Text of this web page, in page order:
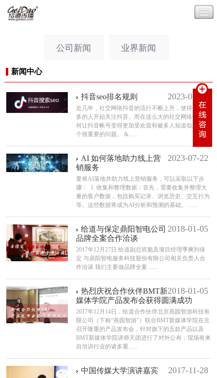
公司新闻 业界新闻
新闻中心
2023-07-30
抖音seo排名规则
近几年，社交网络抖音的流行不断上升，使得越来越
多的人开始关注抖音。而在这么大的社交网络中，如
何让抖音帐号变得更加受欢迎和被多人知道似乎是一
个很重要的问题。 &......
2023-07-22
AI 如何落地助力线上营
销服务
要将AI落地并助力线上营销服务，可以采取以下步
骤： 1. 收集和整理数据：首先，需要收集并整理大
量的客户数据，包括购买记录、浏览历史、交互行为
等。这些数据将成为AI分析和预测的基础。 ......
2018-01-05
给道与保定鼎阳智电公司
品牌全案合作洽谈
2017年12月27日 给道副总班魁及项目经理季爽到保
定 与鼎阳智电服务科技股份有限公司相关负责人合
作洽谈 我们主要做品牌全案 ......
2018-01-05
热烈庆祝合作伙伴BMT新
媒体学院产品发布会获得圆满成功
2017年12月14日，给道合作伙伴北京燕园智游科技有
限公司（下称“燕园智游”）联合BMT新媒体学院在京
召开隆重的产品发布会，针对旗下的五款产品以及
BMT新媒体学院讲师天团进行了对外公布，现场有来
自培训行业的诸多重......
2017-11-28
中国传媒大学演讲嘉宾